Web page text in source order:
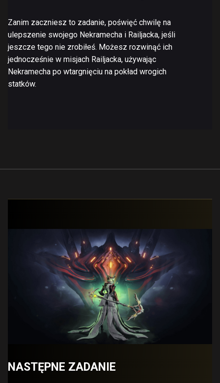
Zanim zaczniesz to zadanie, poświęć chwilę na
ulepszenie swojego Nekramecha i Railjacka, jeśli
jeszcze tego nie zrobiłeś. Możesz rozwinąć ich
jednocześnie w misjach Railjacka, używając
Nekramecha po wtargnięciu na pokład wrogich
statków.
NASTĘPNE ZADANIE